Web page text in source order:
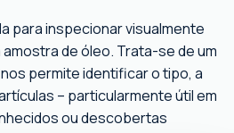
para inspecionar visualmente
de óleo. Trata-se de um
permite identificar o tipo, a
– particularmente útil em
ou descobertas